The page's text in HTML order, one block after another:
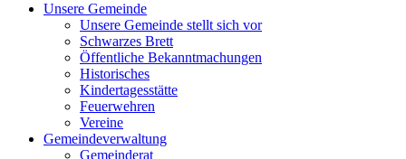
Unsere Gemeinde
Unsere Gemeinde stellt sich vor
Schwarzes Brett
Öffentliche Bekanntmachungen
Historisches
Kindertagesstätte
Feuerwehren
Vereine
Gemeindeverwaltung
Gemeinderat